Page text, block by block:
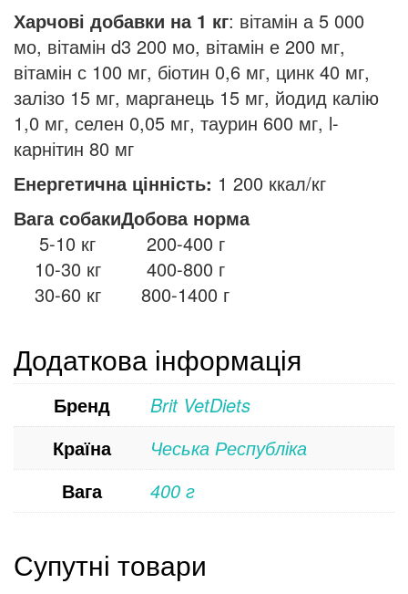
Харчові добавки на 1 кг: вітамін а 5 000
мо, вітамін d3 200 мо, вітамін е 200 мг,
вітамін с 100 мг, біотин 0,6 мг, цинк 40 мг,
залізо 15 мг, марганець 15 мг, йодид калію
1,0 мг, селен 0,05 мг, таурин 600 мг, l-
карнітин 80 мг
Енергетична цінність: 1 200 ккал/кг
Вага собакиДобова норма
5-10 кг
200-400 г
10-30 кг
400-800 г
30-60 кг
800-1400 г
Додаткова інформація
Бренд
Brit VetDiets
Країна
Чеська Республіка
Вага
400 г
Супутні товари